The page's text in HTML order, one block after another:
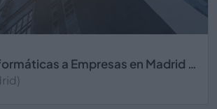
Soluciones Informáticas a Empresas en Madrid | Compuhelp